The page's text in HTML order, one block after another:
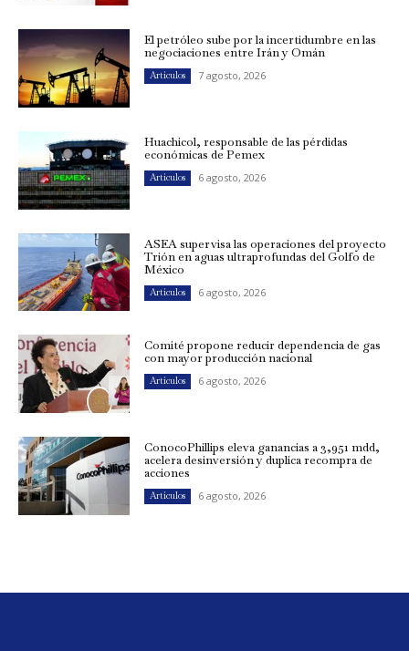
El petróleo sube por la incertidumbre en las
negociaciones entre Irán y Omán
Artículos 7 agosto, 2026
Huachicol, responsable de las pérdidas
económicas de Pemex
Artículos 6 agosto, 2026
ASEA supervisa las operaciones del proyecto
Trión en aguas ultraprofundas del Golfo de
México
Artículos 6 agosto, 2026
Comité propone reducir dependencia de gas
con mayor producción nacional
Artículos 6 agosto, 2026
ConocoPhillips eleva ganancias a 3,951 mdd,
acelera desinversión y duplica recompra de
acciones
Artículos 6 agosto, 2026